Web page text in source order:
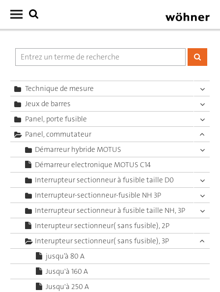
Technique de mesure
Jeux de barres
Panel, porte fusible
Panel, commutateur
Démarreur hybride MOTUS
Démarreur electronique MOTUS C14
Interrupteur sectionneur à fusible taille D0
Interrupteur-sectionneur-fusible NH 3P
Interrupteur sectionneur à fusible taille NH, 3P
Interupteur sectionneur( sans fusible), 2P
Interupteur sectionneur( sans fusible), 3P
jusqu’à 80 A
Jusqu'à 160 A
Jusqu'à 250 A